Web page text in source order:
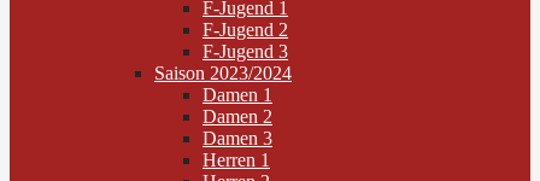
F-Jugend 1
F-Jugend 2
F-Jugend 3
Saison 2023/2024
Damen 1
Damen 2
Damen 3
Herren 1